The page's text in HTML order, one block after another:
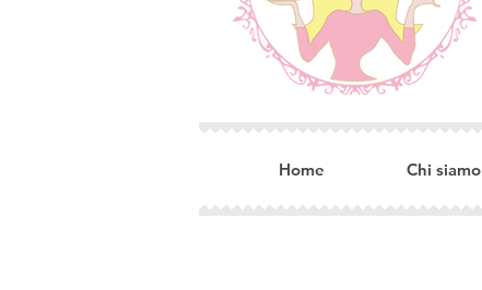
Home Chi siamo